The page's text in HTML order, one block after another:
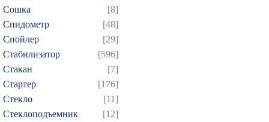
Сошка
[8]
Спидометр
[48]
Спойлер
[29]
Стабилизатор
[596]
Стакан
[7]
Стартер
[176]
Стекло
[11]
Стеклоподъемник
[12]